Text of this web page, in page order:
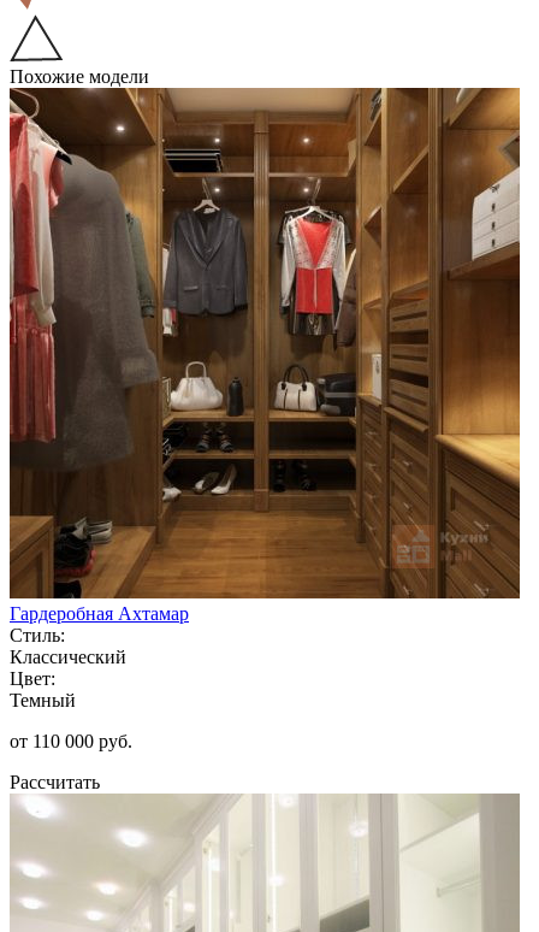
Похожие модели
Гардеробная Ахтамар
Стиль:
Классический
Цвет:
Темный
от 110 000 руб.
Рассчитать